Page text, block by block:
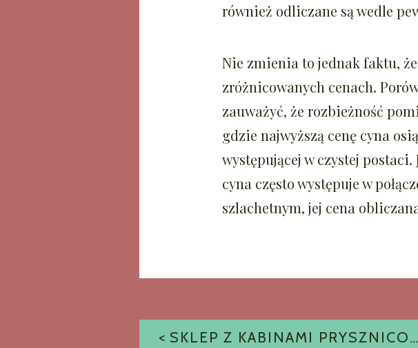
również odliczane są wedle
Nie zmienia to jednak faktu,
zróżnicowanych cenach.
zauważyć, że rozbieżność
gdzie najwyższą cenę cyna
występującej w czystej
cyna często występuje w
szlachetnym, jej cena
NAWIGACJA SKLEP Z KABINAMI PRYSZNICOWYMI. MIEJSCE, GDZIE MOŻNA KUPIĆ TAKŻE KABINY BARDZO TANIE